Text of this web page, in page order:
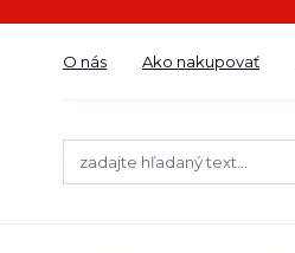
O nás Ako nakupovať